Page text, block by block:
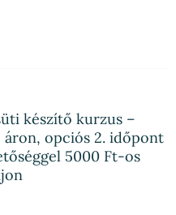
készítő kurzus –
opciós 2. időpont
5000 Ft-os